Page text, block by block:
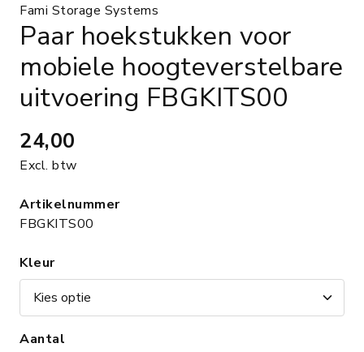
Fami Storage Systems
Paar hoekstukken voor
mobiele hoogteverstelbare
uitvoering FBGKITS00
24,00
Excl. btw
Artikelnummer
FBGKITS00
Kleur
Aantal